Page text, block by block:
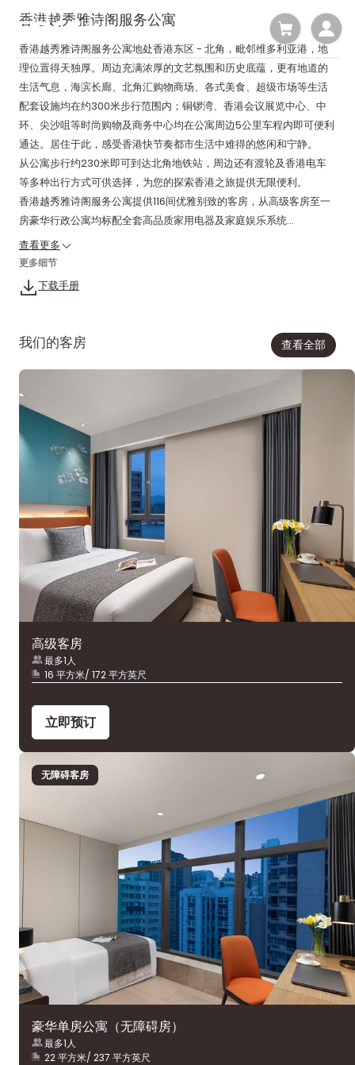
香港越秀雅诗阁服务公寓
香港越秀雅诗阁服务公寓地处香港东区 - 北角，毗邻维多利亚港，地
理位置得天独厚。周边充满浓厚的文艺氛围和历史底蕴，更有地道的
生活气息，海滨长廊、北角汇购物商场、各式美食、超级市场等生活
配套设施均在约300米步行范围内；铜锣湾、香港会议展览中心、中
环、尖沙咀等时尚购物及商务中心均在公寓周边5公里车程内即可便利
通达。居住于此，感受香港快节奏都市生活中难得的悠闲和宁静。
从公寓步行约230米即可到达北角地铁站，周边还有渡轮及香港电车
等多种出行方式可供选择，为您的探索香港之旅提供无限便利。
香港越秀雅诗阁服务公寓提供116间优雅别致的客房，从高级客房至一
房豪华行政公寓均标配全套高品质家用电器及家庭娱乐系统...
查看更多
更多细节
下载手册
我们的客房 查看全部
高级客房
最多1人
16 平方米/ 172 平方英尺
立即预订
无障碍客房
豪华单房公寓（无障碍房）
最多1人
22 平方米/ 237 平方英尺